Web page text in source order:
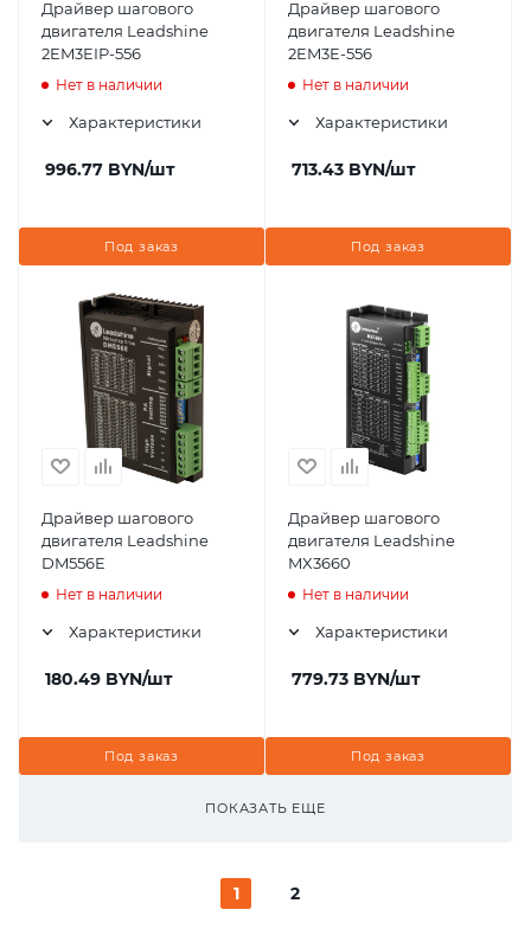
Драйвер шагового
двигателя Leadshine
2EM3EIP-556
Нет в наличии
Характеристики
996.77 BYN/шт
Под заказ
Драйвер шагового
двигателя Leadshine
2EM3E-556
Нет в наличии
Характеристики
713.43 BYN/шт
Под заказ
Драйвер шагового
двигателя Leadshine
DM556E
Нет в наличии
Характеристики
180.49 BYN/шт
Под заказ
Драйвер шагового
двигателя Leadshine
MX3660
Нет в наличии
Характеристики
779.73 BYN/шт
Под заказ
ПОКАЗАТЬ ЕЩЕ
1 2